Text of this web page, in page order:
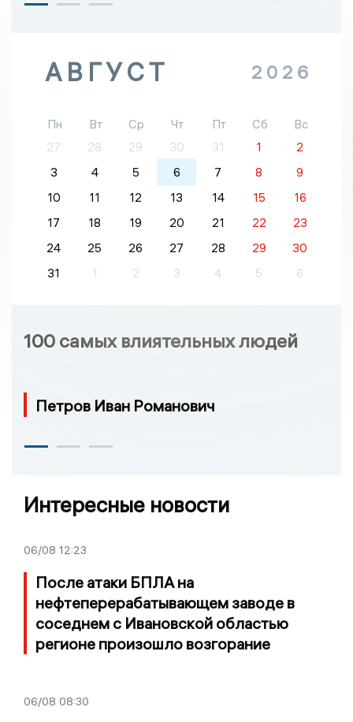
АВГУСТ 2026
Пн Вт Ср Чт Пт Сб
Вс
27
28 29 30 31 1
2
3
4 5 6 7 8
9
10
11 12 13 14 15
16
17
18 19 20 21 22
23
24
25 26 27 28 29
30
31
1 2 3 4 5 6
100 самых влиятельных людей
Петров Иван Романович
Интересные новости
06/08 12:23
После атаки БПЛА на
нефтеперерабатывающем заводе в
соседнем с Ивановской областью
регионе произошло возгорание
06/08 08:30